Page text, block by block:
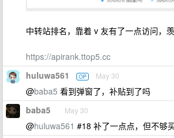
中转站排名，靠着 v 友有了一点访问，
https://apirank.ttop5.cc
huluwa561 OP May 30
@baba5 看到弹窗了，补贴到了吗
baba5 May 30
@huluwa561 #18 补了一点点，但不够